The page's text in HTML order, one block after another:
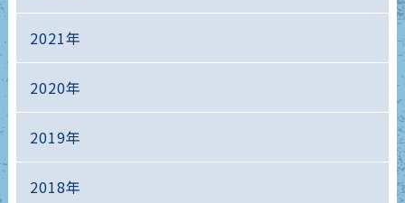
2021年
2020年
2019年
2018年